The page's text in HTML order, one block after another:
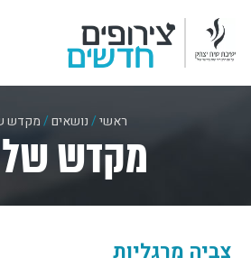
ראשי/נושאים/מקדש
מקדש
צביה מרגליות